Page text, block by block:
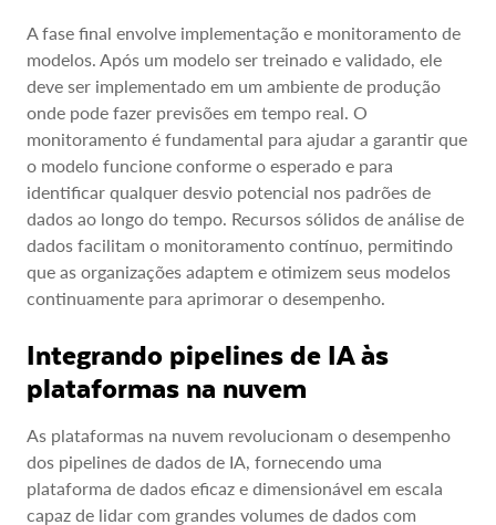
A fase final envolve implementação e monitoramento de
modelos. Após um modelo ser treinado e validado, ele
deve ser implementado em um ambiente de produção
onde pode fazer previsões em tempo real. O
monitoramento é fundamental para ajudar a garantir que
o modelo funcione conforme o esperado e para
identificar qualquer desvio potencial nos padrões de
dados ao longo do tempo. Recursos sólidos de análise de
dados facilitam o monitoramento contínuo, permitindo
que as organizações adaptem e otimizem seus modelos
continuamente para aprimorar o desempenho.
Integrando pipelines de IA às
plataformas na nuvem
As plataformas na nuvem revolucionam o desempenho
dos pipelines de dados de IA, fornecendo uma
plataforma de dados eficaz e dimensionável em escala
capaz de lidar com grandes volumes de dados com